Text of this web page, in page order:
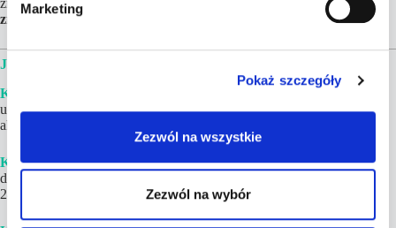
y
Marketing
Pokaż szczegóły
Zezwól na wszystkie
Zezwól na wybór
zrealizować. Nie zwlekaj jednak zbyt długo, bo
ceny mogą się
zmieniać.
JAK WYGLĄDA REALIZACJA ZAMÓWIENIA?
Krok 1.
Złóż i opłać zamówienie. Jeżeli w podróży będzie brało
udział więcej niż 8 osób lub chciałbyś upewnić się, iż cena jest wciąż
aktualna – napisz do nas na kontakt@tucantravel.pl
Krok 2.Poczekaj na gotowy Plan Podróży ze szczegółami i linkami
do rezerwacji. Zwykle
24 h ) w dni robocze.